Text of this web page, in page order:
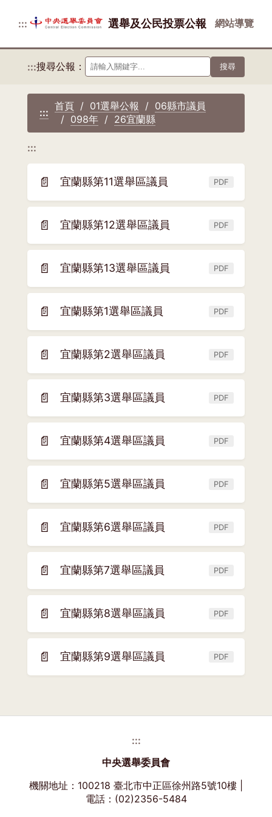
::: 選舉及公民投票公報 網站導覽
:::搜尋公報： 搜尋
:::
首頁 01選舉公報
06縣市議員
098年
26宜蘭縣
:::
📄 宜蘭縣第11選舉區議員 PDF
(另
開
新
視
窗)
📄 宜蘭縣第12選舉區議員 PDF
(另
開
新
視
窗)
📄 宜蘭縣第13選舉區議員 PDF
(另
開
新
視
窗)
📄 宜蘭縣第1選舉區議員 PDF
(另
開
新
視
窗)
📄 宜蘭縣第2選舉區議員 PDF
(另
開
新
視
窗)
📄 宜蘭縣第3選舉區議員 PDF
(另
開
新
視
窗)
📄 宜蘭縣第4選舉區議員 PDF
(另
開
新
視
窗)
📄 宜蘭縣第5選舉區議員 PDF
(另
開
新
視
窗)
📄 宜蘭縣第6選舉區議員 PDF
(另
開
新
視
窗)
📄 宜蘭縣第7選舉區議員 PDF
(另
開
新
視
窗)
📄 宜蘭縣第8選舉區議員 PDF
(另
開
新
視
窗)
📄 宜蘭縣第9選舉區議員 PDF
(另
開
:::
中央選舉委員會
機關地址：100218 臺北市中正區徐州路5號10樓 |
電話：(02)2356-5484